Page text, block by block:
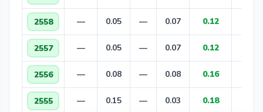
2558 — 0.05 — 0.07 0.12
2557 — 0.05 — 0.07 0.12
2556 — 0.08 — 0.08 0.16
2555 — 0.15 — 0.03 0.18